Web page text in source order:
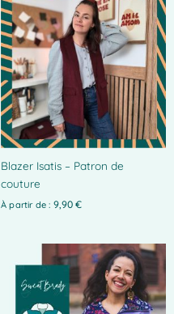
Blazer Isatis – Patron de
couture
À partir de : 9,90 €
produit
a
plusieurs
variations.
Les
options
peuvent
être
choisies
sur
la
page
produit
plusieurs